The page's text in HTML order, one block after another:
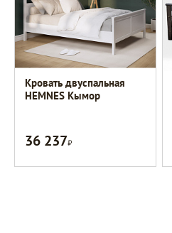
Кровать двуспальная
HEMNES Кымор
36 237Р